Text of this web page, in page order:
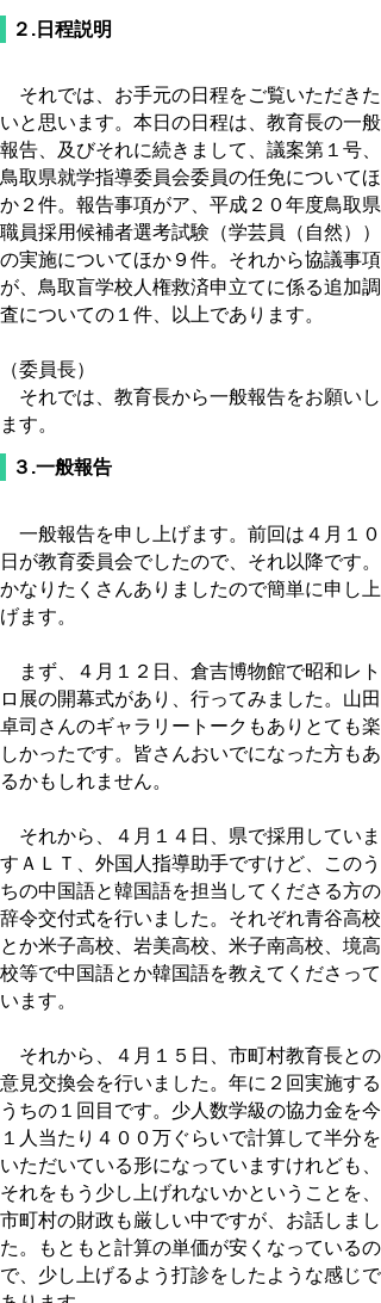
２.日程説明
それでは、お手元の日程をご覧いただきた
いと思います。本日の日程は、教育長の一般
報告、及びそれに続きまして、議案第１号、
鳥取県就学指導委員会委員の任免についてほ
か２件。報告事項がア、平成２０年度鳥取県
職員採用候補者選考試験（学芸員（自然））
の実施についてほか９件。それから協議事項
が、鳥取盲学校人権救済申立てに係る追加調
査についての１件、以上であります。
（委員長）
それでは、教育長から一般報告をお願いし
ます。
３.一般報告
一般報告を申し上げます。前回は４月１０
日が教育委員会でしたので、それ以降です。
かなりたくさんありましたので簡単に申し上
げます。
まず、４月１２日、倉吉博物館で昭和レト
ロ展の開幕式があり、行ってみました。山田
卓司さんのギャラリートークもありとても楽
しかったです。皆さんおいでになった方もあ
るかもしれません。
それから、４月１４日、県で採用していま
すＡＬＴ、外国人指導助手ですけど、このう
ちの中国語と韓国語を担当してくださる方の
辞令交付式を行いました。それぞれ青谷高校
とか米子高校、岩美高校、米子南高校、境高
校等で中国語とか韓国語を教えてくださって
います。
それから、４月１５日、市町村教育長との
意見交換会を行いました。年に２回実施する
うちの１回目です。少人数学級の協力金を今
１人当たり４００万ぐらいで計算して半分を
いただいている形になっていますけれども、
それをもう少し上げれないかということを、
市町村の財政も厳しい中ですが、お話しまし
た。もともと計算の単価が安くなっているの
で、少し上げるよう打診をしたような感じで